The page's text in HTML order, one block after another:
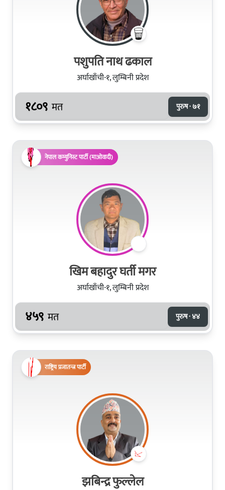
पशुपति नाथ ढकाल
अर्घाखाँची-१, लुम्बिनी प्रदेश
१८०९ मत पुरुष · ७१
नेपाल कम्युनिस्ट पार्टी (माओवादी)
खिम बहादुर घर्ती मगर
अर्घाखाँची-१, लुम्बिनी प्रदेश
४५९ मत पुरुष · ४४
राष्ट्रिय प्रजातन्त्र पार्टी
झबिन्द्र फुल्लेल